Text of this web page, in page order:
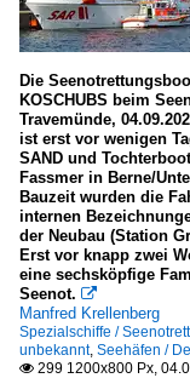
Die
KOSCHUBS beim
Travemünde,
ist erst vor wenigen
SAND und
Fassmer in Berne/
Bauzeit wurden die
internen
der Neubau (Station
Erst vor knapp zwei
eine sechsköpfige
Seenot. 
Manfred Krellenberg
Spezialschiffe /
unbekannt, Seehäfen /
 299 1200x800 Px,